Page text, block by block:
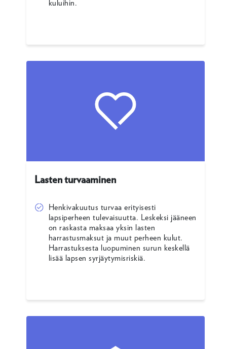
kuluihin.
Lasten turvaaminen
Henkivakuutus turvaa erityisesti
lapsiperheen tulevaisuutta. Leskeksi jääneen
on raskasta maksaa yksin lasten
harrastusmaksut ja muut perheen kulut.
Harrastuksesta luopuminen surun keskellä
lisää lapsen syrjäytymisriskiä.